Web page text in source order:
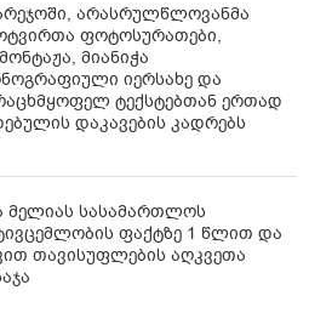
არასრულწლოვანმა
ფოტოსურათები,
მიანიჭა
იერსახე და
ტექსტებთან ერთად
დაკავების კადრებს
მელიას სასამართლოს
ფაქტზე 1 წლით და
თავისუფლების აღკვეთა